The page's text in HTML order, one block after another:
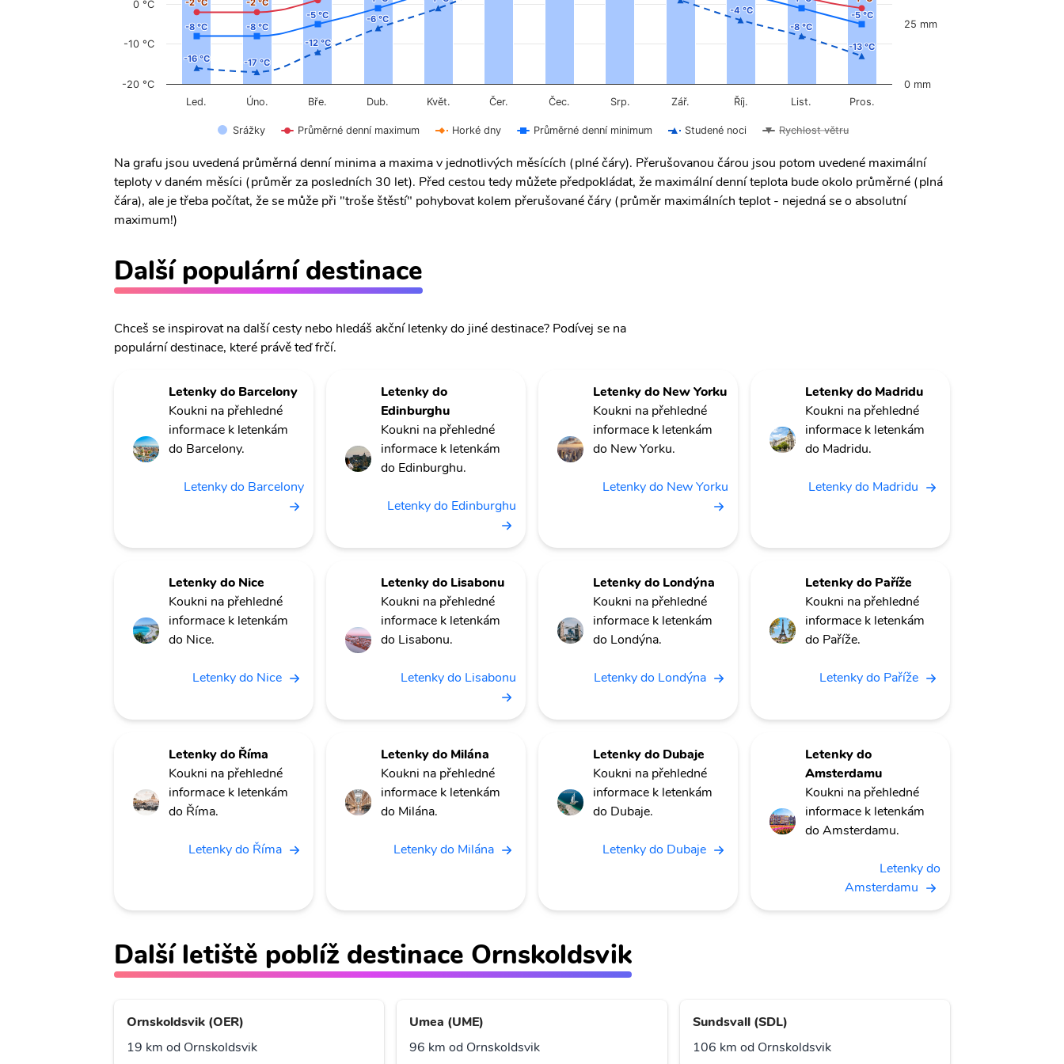
-2 °C
-2 °C -2 °C
-2 °C
-8 °C
-8 °C -8 °C
-8 °C
-5 °C
-5 °C
-5 °C
-5 °C
-16 °C
-16 °C -17 °C
-17 °C
-12 °C
-12 °C
-6 °C
-6 °C
-4 °C
-4 °C
-8 °C
-8 °C
-13 °C
-13 °C
Srážky Průměrné denní maximum Horké dny Průměrné denní minimum Studené noci Rychlost větru
Led. Úno. Bře. Dub. Květ. Čer. Čec. Srp. Zář. Říj. List. Pros.
-20 °C
-10 °C
0 °C
0 mm
25 mm
Na grafu jsou uvedená průměrná denní minima a maxima v jednotlivých měsících (plné čáry). Přerušovanou čárou jsou potom uvedené maximální
teploty v daném měsíci (průměr za posledních 30 let). Před cestou tedy můžete předpokládat, že maximální denní teplota bude okolo průměrné (plná
čára), ale je třeba počítat, že se může při "troše štěstí" pohybovat kolem přerušované čáry (průměr maximálních teplot - nejedná se o absolutní
maximum!)
Další populární destinace
Chceš se inspirovat na další cesty nebo hledáš akční letenky do jiné destinace? Podívej se na
populární destinace, které právě teď frčí.
Letenky do Barcelony
Koukni na přehledné
informace k letenkám
do Barcelony.
Letenky do Barcelony
Letenky do
Edinburghu
Koukni na přehledné
informace k letenkám
do Edinburghu.
Letenky do Edinburghu
Letenky do New Yorku
Koukni na přehledné
informace k letenkám
do New Yorku.
Letenky do New Yorku
Letenky do Madridu
Koukni na přehledné
informace k letenkám
do Madridu.
Letenky do Madridu
Letenky do Nice
Koukni na přehledné
informace k letenkám
do Nice.
Letenky do Nice
Letenky do Lisabonu
Koukni na přehledné
informace k letenkám
do Lisabonu.
Letenky do Lisabonu
Letenky do Londýna
Koukni na přehledné
informace k letenkám
do Londýna.
Letenky do Londýna
Letenky do Paříže
Koukni na přehledné
informace k letenkám
do Paříže.
Letenky do Paříže
Letenky do Říma
Koukni na přehledné
informace k letenkám
do Říma.
Letenky do Říma
Letenky do Milána
Koukni na přehledné
informace k letenkám
do Milána.
Letenky do Milána
Letenky do Dubaje
Koukni na přehledné
informace k letenkám
do Dubaje.
Letenky do Dubaje
Letenky do
Amsterdamu
Koukni na přehledné
informace k letenkám
do Amsterdamu.
Letenky do
Amsterdamu
Další letiště poblíž destinace Ornskoldsvik
Ornskoldsvik (OER)
19 km od Ornskoldsvik
Umea (UME)
96 km od Ornskoldsvik
Sundsvall (SDL)
106 km od Ornskoldsvik